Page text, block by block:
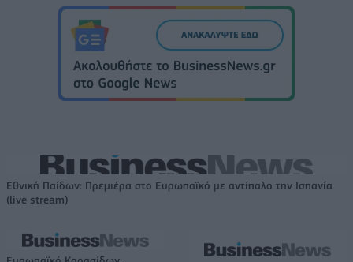
Εθνική Παίδων: Πρεμιέρα στο Ευρωπαϊκό με αντίπαλο την Ισπανία
(live stream)